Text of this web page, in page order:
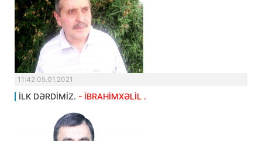
11:42 05.01.2021
İLK DƏRDİMİZ. - İBRAHİMXƏLİL .